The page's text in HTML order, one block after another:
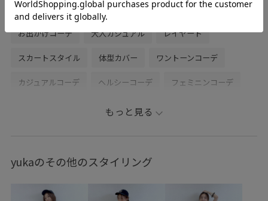
初夏コーデ 夏コーデ お仕事コーデ デートコーデ
お出かけコーデ 大人カジュアル レイヤード
スカートスタイル 体型カバー ワントーンコーデ
カジュアルコーデ ヘルシーコーデ フェミニンコーデ
きれいめコーデ
シャツ/ブラウス スカート バッグ
もっと見る
yukaのその他のスタイリング